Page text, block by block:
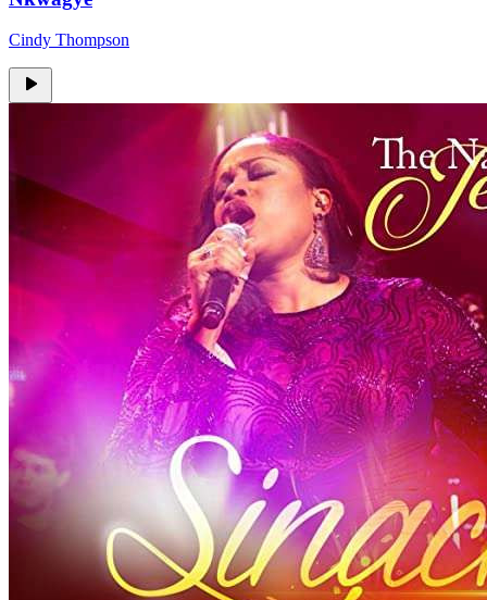
Cindy Thompson